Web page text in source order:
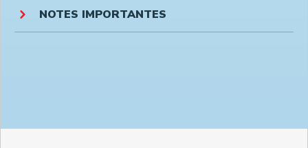
NOTES IMPORTANTES